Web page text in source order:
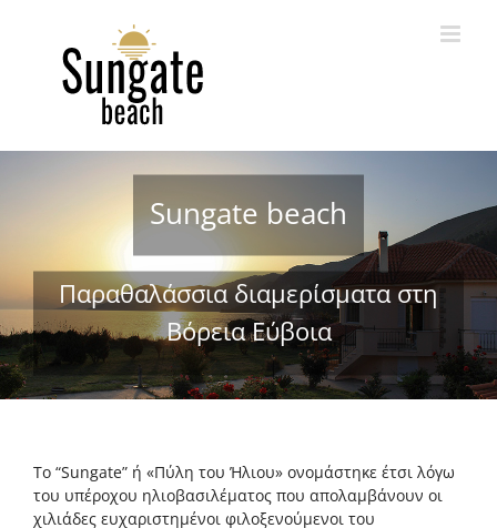
Sungate beach
Παραθαλάσσια διαμερίσματα στη
Βόρεια Εύβοια
Το “Sungate” ή «Πύλη του Ήλιου» ονομάστηκε έτσι λόγω
του υπέροχου ηλιοβασιλέματος που απολαμβάνουν οι
χιλιάδες ευχαριστημένοι φιλοξενούμενοι του